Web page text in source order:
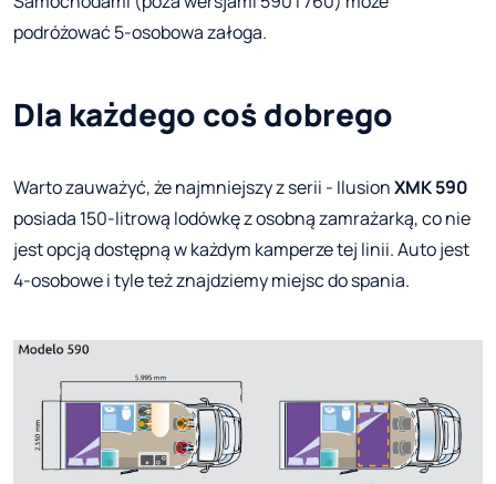
podróżować 5-osobowa załoga.
Dla każdego coś dobrego
Warto zauważyć, że najmniejszy z serii - IlusionXMK 590
posiada 150-litrową lodówkę z osobną zamrażarką, co nie
jest opcją dostępną w każdym kamperze tej linii. Auto jest
4-osobowe i tyle też znajdziemy miejsc do spania.